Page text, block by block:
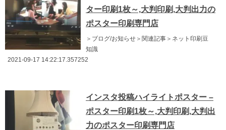
ター印刷1枚～,大判印刷,大判出力の
ポスター印刷専門店
＞ブログ/お知らせ＞関連記事＞ネット印刷豆
知識
2021-09-17 14:22:17.357252
インスタ投稿ハイライトポスター –
ポスター印刷1枚～,大判印刷,大判出
力のポスター印刷専門店